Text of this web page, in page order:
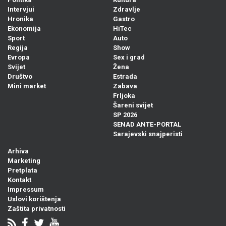
Intervjui
Hronika
Ekonomija
Sport
Regija
Evropa
Svijet
Društvo
Mini market
Zdravlje
Gastro
HiTec
Auto
Show
Sex i grad
Žena
Estrada
Zabava
Frljoka
Šareni svijet
SP 2026
SENAD ANTE-PORTAL
Sarajevski snajperisti
Arhiva
Marketing
Pretplata
Kontakt
Impressum
Uslovi korištenja
Zaštita privatnosti